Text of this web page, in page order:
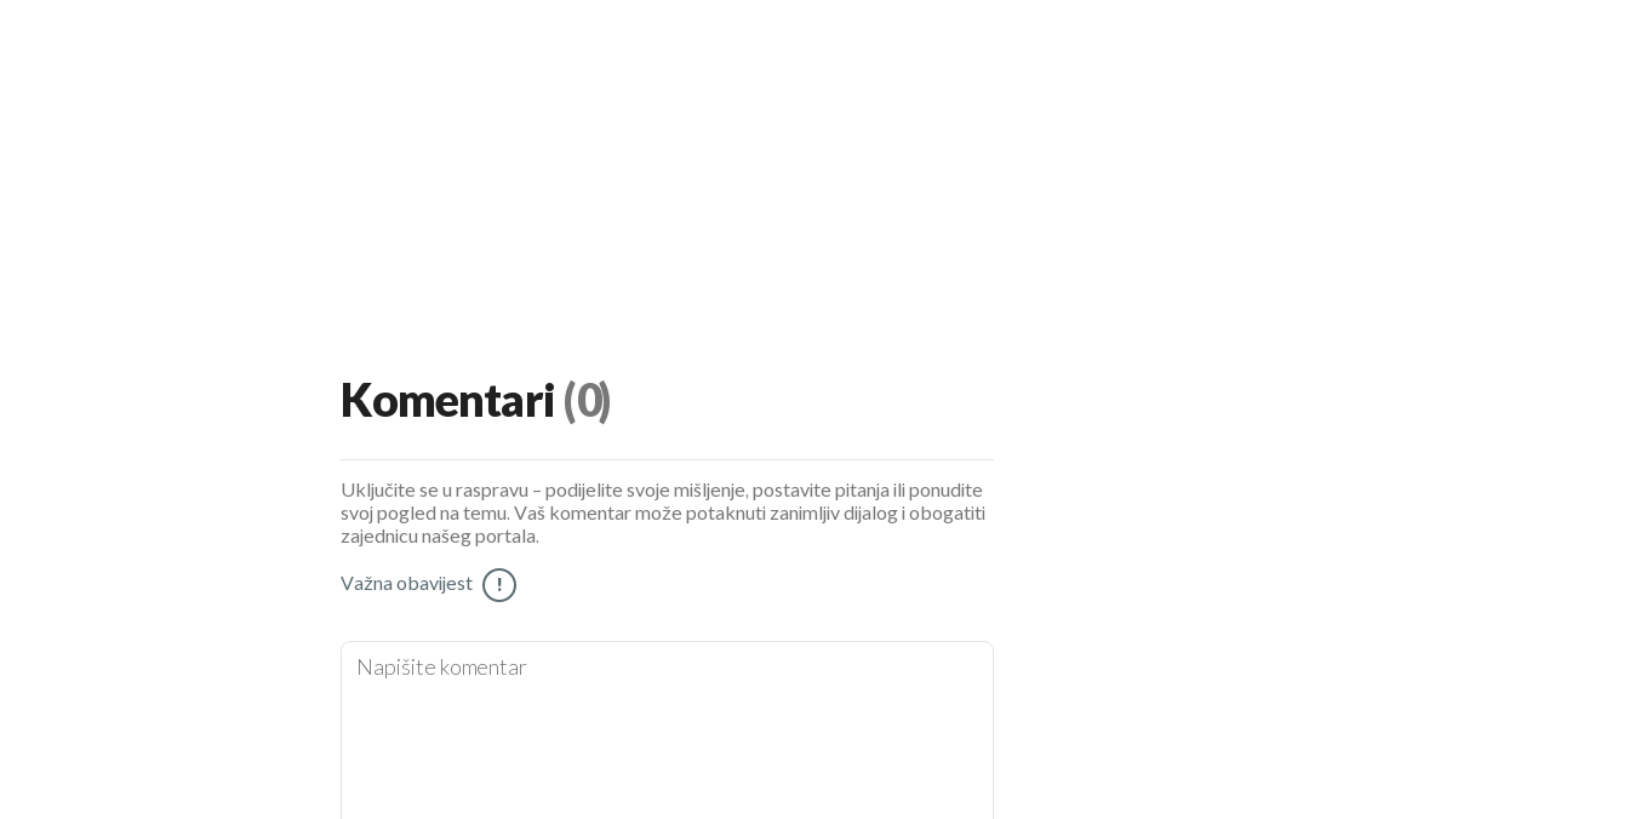
Komentari (0)
Uključite se u raspravu – podijelite svoje mišljenje, postavite pitanja ili ponudite
svoj pogled na temu. Vaš komentar može potaknuti zanimljiv dijalog i obogatiti
zajednicu našeg portala.
Važna obavijest !